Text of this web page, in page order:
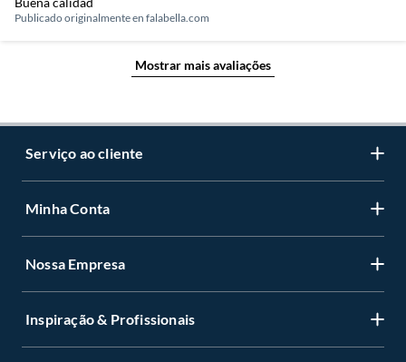
Publicado originalmente en falabella.com
Mostrar mais avaliações
Serviço ao cliente
Centro de ajuda
Política de Zona de Preços
Minha Conta
Cadastre-se
Nossa Empresa
Quem somos
Inspiração & Profissionais